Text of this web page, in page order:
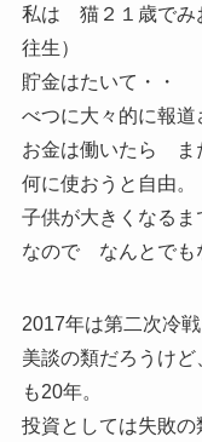
私は 猫２１歳でみ
往生）
貯金はたいて・・
べつに大々的に報
お金は働いたら ま
何に使おうと自由
子供が大きくなるま
なので なんとでも
2017年は第二次冷
美談の類だろうけ
も20年。
投資としては失敗の